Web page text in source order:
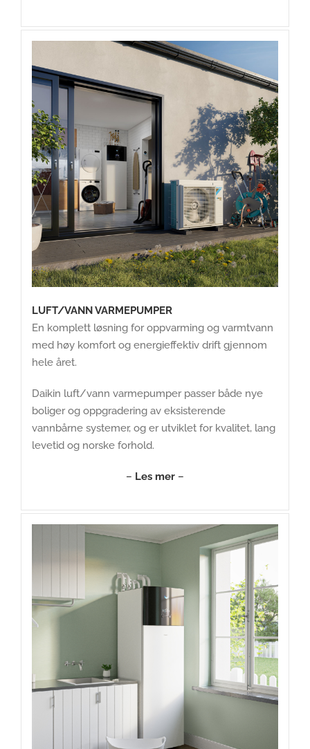
LUFT/VANN VARMEPUMPER
En komplett løsning for oppvarming og varmtvann
med høy komfort og energieffektiv drift gjennom
hele året.
Daikin luft/vann varmepumper passer både nye
boliger og oppgradering av eksisterende
vannbårne systemer, og er utviklet for kvalitet, lang
levetid og norske forhold.
– Les mer –